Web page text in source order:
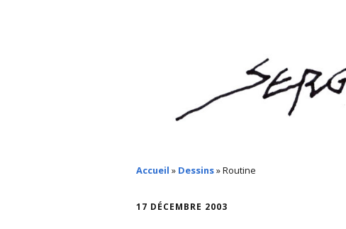
Accueil » Dessins»Routine
17 DÉCEMBRE 2003